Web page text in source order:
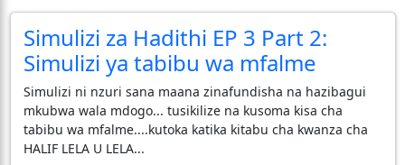
Simulizi za Hadithi EP 3 Part 2:
Simulizi ya tabibu wa mfalme
Simulizi ni nzuri sana maana zinafundisha na hazibagui
mkubwa wala mdogo... tusikilize na kusoma kisa cha
tabibu wa mfalme....kutoka katika kitabu cha kwanza cha
HALIF LELA U LELA...